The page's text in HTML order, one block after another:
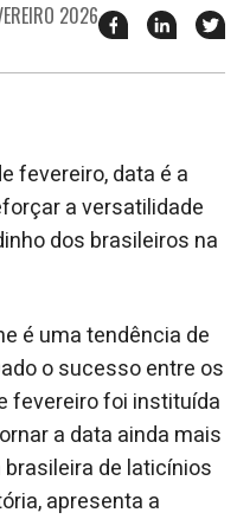
2026 Compartilhar
esse
no
esse
no
fevereiro, data é a
a versatilidade
dos brasileiros na
é uma tendência de
o sucesso entre os
fevereiro foi instituída
a data ainda mais
brasileira de laticínios
apresenta a